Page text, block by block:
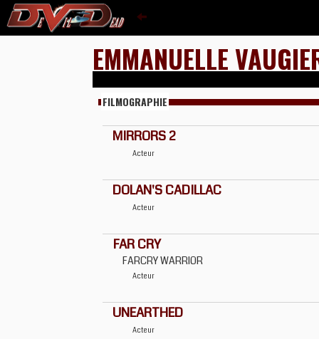
EMMANUELLE
FILMOGRAPHIE
MIRRORS 2
Acteur
DOLAN'S CADILLAC
Acteur
FAR CRY
FARCRY WARRIOR
Acteur
UNEARTHED
Acteur